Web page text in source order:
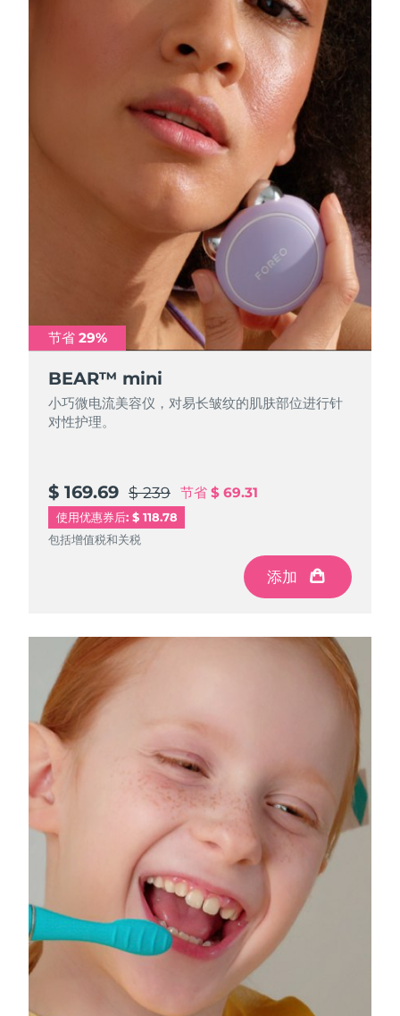
节省 29%
BEAR™ mini
小巧微电流美容仪，对易长皱纹的肌肤部位进行针
对性护理。
$ 169.69 $ 239 节省 $ 69.31
使用优惠券后: $ 118.78
包括增值税和关税
添加
预计送达日期 8/8/26
预计送达日期
预计送达日期 8/16/26
预计送达日期 8/10/26
预计送达日期 8/8/26
预计送达日期 8/8/26
预计送达日期 8/8/26
预计送达日期 8/13/26
泰国 预计送达日期8/12/26
土耳其 预计送达日期8/9/26
英国
预计送达日期 8/13/26